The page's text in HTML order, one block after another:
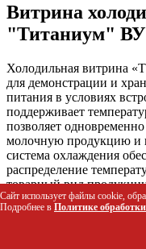
Витрина
"Титаниум" ВУ
Холодильная витрина
для демонстрации и
питания в условиях
поддерживает
позволяет
молочную продукцию и
система охлаждения
распределение
товарный вид
Кому подойдет этот
Сайт использует файлы cookie,
Подробнее в Политике